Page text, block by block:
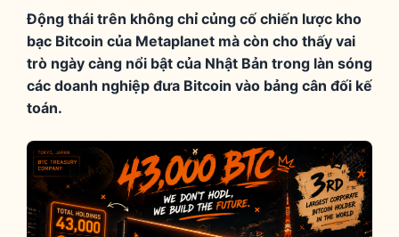
Động thái trên không chỉ củng cố chiến lược kho
bạc Bitcoin của Metaplanet mà còn cho thấy vai
trò ngày càng nổi bật của Nhật Bản trong làn sóng
các doanh nghiệp đưa Bitcoin vào bảng cân đối kế
toán.